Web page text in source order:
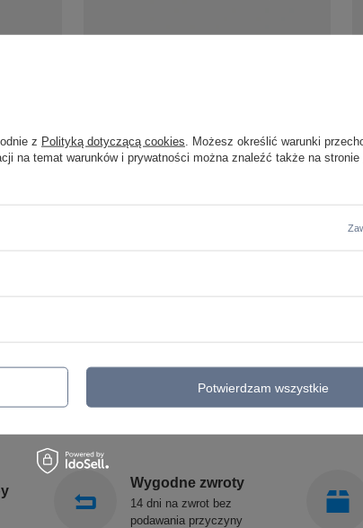
1 190,00 zł / szt.
SIGMA
ALDEX
Wygodne zwroty
14 dni na zwrot bez
podawania przyczyny
z Polityką dotyczącą cookies . Możesz określić warunki
na temat warunków i prywatności można znaleźć także na stronie
Potwierdzam wszystkie